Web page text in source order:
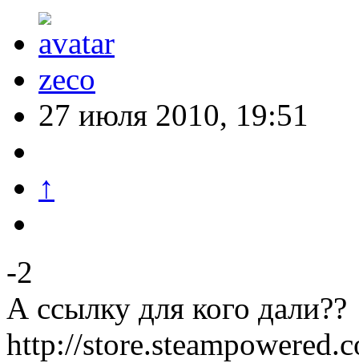
zeco
27 июля 2010, 19:51
↑
-2
А ссылку для кого дали??
http://